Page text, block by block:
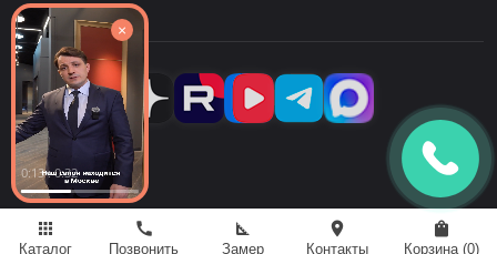
apps
Каталог
call
Позвонить
square_foot
Замер
location_on
Контакты
shopping_bag
Корзина (0)
0:14 : 0:32
×